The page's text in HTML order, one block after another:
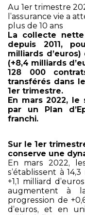
Au 1er trimestre
l’assurance vie a
plus de 10 ans
La collecte
depuis 2011,
milliards
(+8,4 milliards
128 000
transférés dans
1er trimestre.
En mars 2022, le
par un Plan
franchi.
Sur le 1er
conserve une
En mars 2022,
s’établissent à
+1,1 milliard
augmentent à
progression de
d’euros, et en